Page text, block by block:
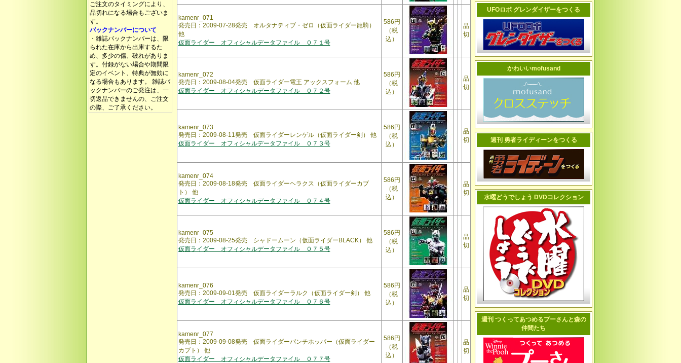
ご注文のタイミングにより、
品切れになる場合もございま
す。
バックナンバーについて
・雑誌バックナンバーは、限
られた在庫から出庫するた
め、多少の傷、破れがありま
す。付録がない場合や期間限
定のイベント、特典が無効に
なる場合もあります。 雑誌バ
ックナンバーのご発注は、一
切返品できませんの、ご注文
の際、ご了承ください。
kamenr_071
発売日：2009-07-28発売 オルタナティブ・ゼロ（仮面ライダー龍騎）
他
仮面ライダー オフィシャルデータファイル ０７１号
586円
（税
込）
品
切
kamenr_072
発売日：2009-08-04発売 仮面ライダー電王 アックスフォーム 他
仮面ライダー オフィシャルデータファイル ０７２号
586円
（税
込）
品
切
kamenr_073
発売日：2009-08-11発売 仮面ライダーレンゲル（仮面ライダー剣） 他
仮面ライダー オフィシャルデータファイル ０７３号
586円
（税
込）
品
切
kamenr_074
発売日：2009-08-18発売 仮面ライダーヘラクス（仮面ライダーカブ
ト） 他
仮面ライダー オフィシャルデータファイル ０７４号
586円
（税
込）
品
切
kamenr_075
発売日：2009-08-25発売 シャドームーン（仮面ライダーBLACK） 他
仮面ライダー オフィシャルデータファイル ０７５号
586円
（税
込）
品
切
kamenr_076
発売日：2009-09-01発売 仮面ライダーラルク（仮面ライダー剣） 他
仮面ライダー オフィシャルデータファイル ０７６号
586円
（税
込）
品
切
kamenr_077
発売日：2009-09-08発売 仮面ライダーパンチホッパー（仮面ライダー
カブト） 他
仮面ライダー オフィシャルデータファイル ０７７号
586円
（税
込）
品
切
UFOロボ グレンダイザーをつくる
かわいいmofusand
週刊 勇者ライディーンをつくる
水曜どうでしょう DVDコレクション
週刊 つくってあつめるプーさんと森の
仲間たち